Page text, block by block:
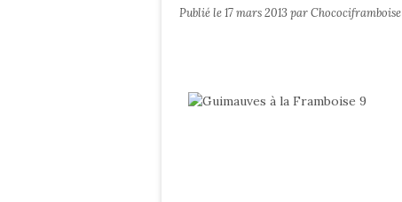
Publié le17 mars 2013par Chocociframboise